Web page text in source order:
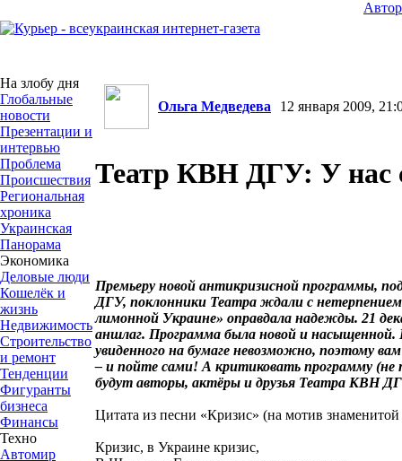
На злобу дня
Глобальные
новости
Презентации и
интервью
Проблема
Происшествия
Региональная
хроника
Украинская
Панорама
Экономика
Деловые люди
Кошелёк и
жизнь
Недвижимость
Строительство
и ремонт
Тенденции
Фигуранты
бизнеса
Финансы
Техно
Автомир
Ольга Медведева 12 января 2009,
Театр КВН ДГУ: У нас
Премьеру новой антикризисной программы,
ДГУ, поклонники Театра ждали с
лимонной Украине» оправдала надежды. 21
аншлаг. Программа была новой и
увиденного на бумаге невозможно, поэтому
– и пойте сами! А критиковать программу (не
будут авторы, актёры и друзья Театра КВН
Цитата из песни «Кризис» (на мотив
Кризис, в Украине кризис,